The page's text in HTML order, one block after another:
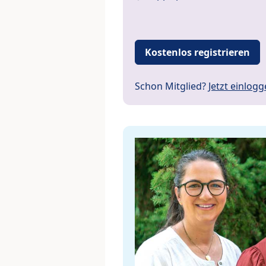
Kostenlos registrieren
Schon Mitglied? Jetzt